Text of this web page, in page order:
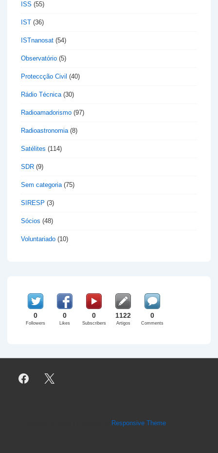
ISS (55)
IST (36)
ISTnanosat (54)
Observatório (5)
Proteccção Civil (40)
Rádio Técnica(30)
Radioamadorismo (97)
Radioastronomia(8)
Satélites (114)
SDR (9)
Sem categoria(75)
SIRESP (3)
Sócios (48)
Voluntariado (10)
0
Followers
0
Likes
0
Subscribers
1122
Artigos
0
Comments
Responsive Theme